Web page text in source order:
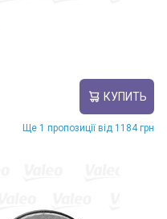
КУПИТЬ
Ще 1 пропозиції від 1184 грн